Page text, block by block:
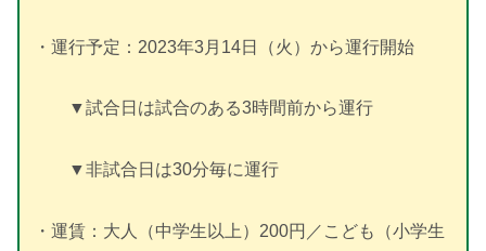
・運行予定：2023年3月14日（火）から運行開始
▼試合日は試合のある3時間前から運行
▼非試合日は30分毎に運行
・運賃：大人（中学生以上）200円／こども（小学生